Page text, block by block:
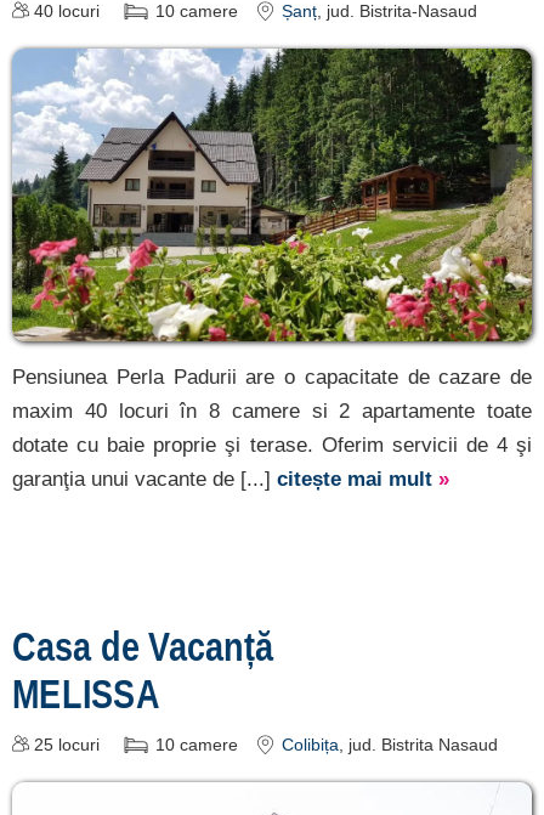
40 locuri 10 camere Șanț , jud. Bistrita-Nasaud
Pensiunea Perla Padurii are o capacitate de cazare de
maxim 40 locuri în 8 camere si 2 apartamente toate
dotate cu baie proprie şi terase. Oferim servicii de 4 şi
garanţia unui vacante de [...] citește mai mult »
Casa de Vacanță
MELISSA
25 locuri 10 camere Colibița , jud. Bistrita Nasaud